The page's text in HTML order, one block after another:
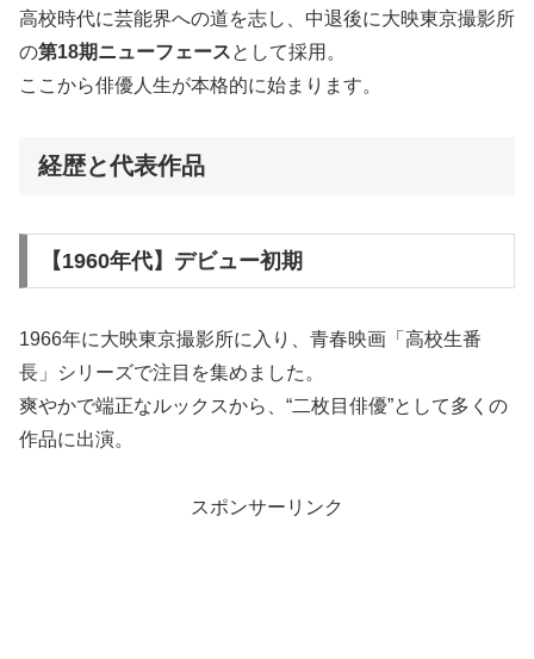
高校時代に芸能界への道を志し、中退後に大映東京撮影所
の第18期ニューフェースとして採用。
ここから俳優人生が本格的に始まります。
経歴と代表作品
【1960年代】デビュー初期
1966年に大映東京撮影所に入り、青春映画「高校生番
長」シリーズで注目を集めました。
爽やかで端正なルックスから、“二枚目俳優”として多くの
作品に出演。
スポンサーリンク